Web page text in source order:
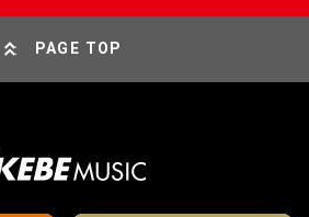
PAGE TOP